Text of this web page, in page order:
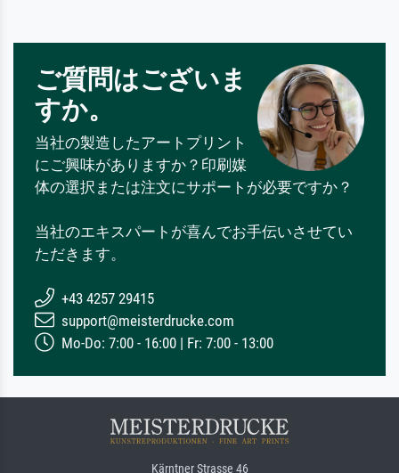
ご質問はございま
すか。
当社の製造したアートプリント
にご興味がありますか？印刷媒
体の選択または注文にサポートが必要ですか？
当社のエキスパートが喜んでお手伝いさせてい
ただきます。
+43 4257 29415
support@meisterdrucke.com
Mo-Do: 7:00 - 16:00 | Fr: 7:00 - 13:00
Kärntner Strasse 46